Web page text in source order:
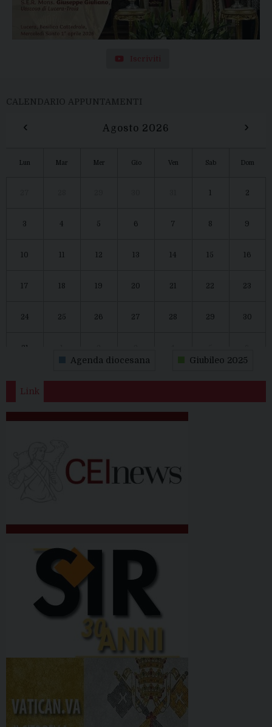
Iscriviti
CALENDARIO APPUNTAMENTI
‹ Agosto 2026 ›
Lun Mar Mer Gio Ven Sab Dom
1 2
3 4 5 6 7 8 9
10 11 12 13 14 15 16
17 18 19 20 21 22 23
24 25 26 27 28 29 30
31
Agenda diocesana Giubileo 2025
Link